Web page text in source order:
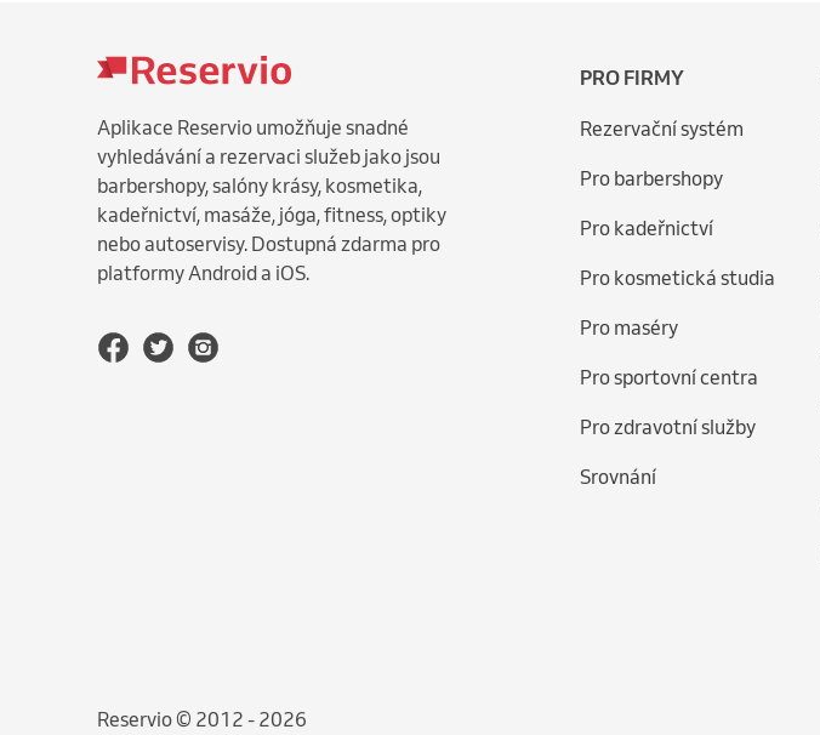
Aplikace Reservio umožňuje snadné
vyhledávání a rezervaci služeb jako jsou
barbershopy, salóny krásy, kosmetika,
kadeřnictví, masáže, jóga, fitness, optiky
nebo autoservisy. Dostupná zdarma pro
platformy Android a iOS.
PRO FIRMY
Rezervační systém
Pro barbershopy
Pro kadeřnictví
Pro kosmetická studia
Pro maséry
Pro sportovní centra
Pro zdravotní služby
Srovnání
Reservio © 2012 - 2026